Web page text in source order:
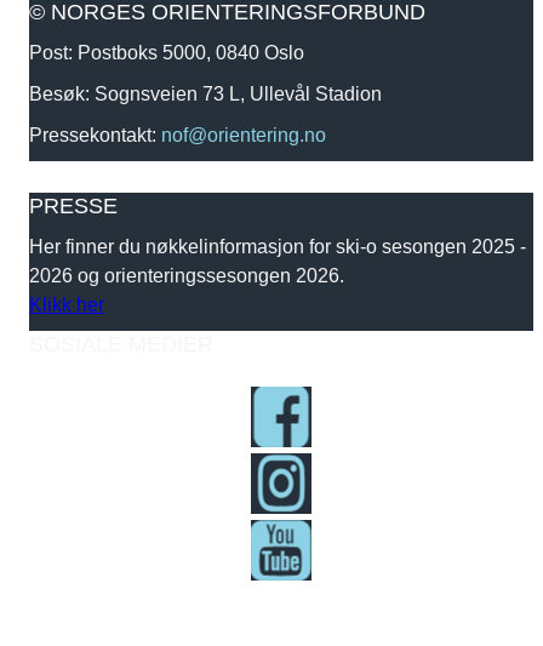
© NORGES ORIENTERINGSFORBUND
Post: Postboks 5000, 0840 Oslo
Besøk: Sognsveien 73 L, Ullevål Stadion
Pressekontakt: nof@orientering.no
PRESSE
Her finner du nøkkelinformasjon for ski-o sesongen 2025 -
2026 og orienteringssesongen 2026.
Klikk her